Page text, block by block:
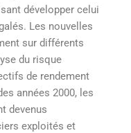
développer celui
Les nouvelles
sur différents
du risque
de rendement
années 2000, les
devenus
exploités et